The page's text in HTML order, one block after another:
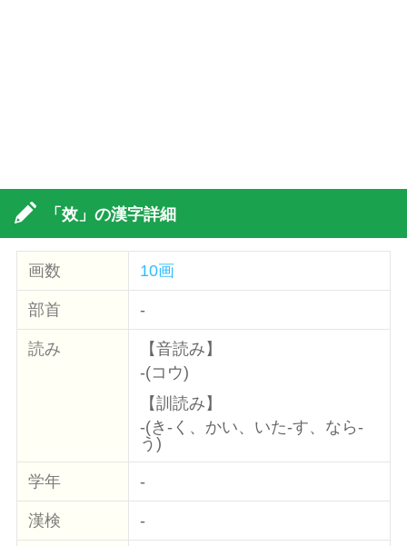
「效」の漢字詳細
画数 10画
部首 -
読み
【音読み】
-(コウ)
【訓読み】
-(き-く、かい、いた-す、なら-
う)
学年 -
漢検 -